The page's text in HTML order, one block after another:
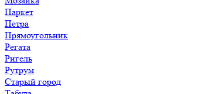
Паркет
Петра
Прямоугольник
Регата
Ригель
Рутрум
Старый город